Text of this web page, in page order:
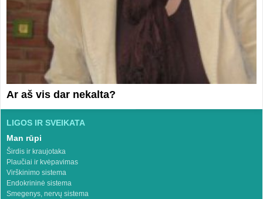
Ar aš vis dar nekalta?
LIGOS IR SVEIKATA
Man rūpi
Širdis ir kraujotaka
Plaučiai ir kvėpavimas
Virškinimo sistema
Endokrininė sistema
Smegenys, nervų sistema